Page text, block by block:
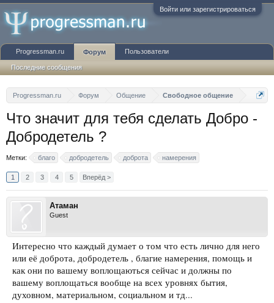
Войти или зарегистрироваться
Progressman.ru Форум Общение Свободное общение
Что значит для тебя сделать Добро -
Добродетель ?
Метки: благо добродетель доброта намерения
1 2 3 4 5 Вперёд >
Атаман
Guest
Интересно что каждый думает о том что есть лично для него
или её доброта, добродетель , благие намерения, помощь и
как они по вашему воплощаються сейчас и должны по
вашему воплощаться вообще на всех уровнях бытия,
духовном, материальном, социальном и тд...
Progressman.ru Форум
Последние сообщения
Пользователи